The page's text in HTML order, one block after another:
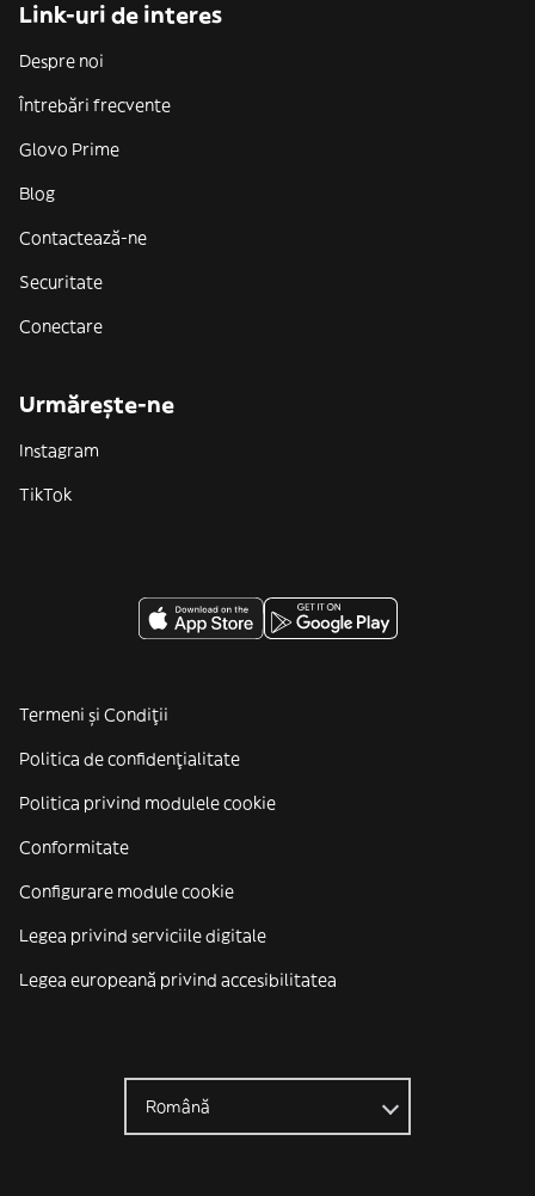
Link-uri de interes
Despre noi
Întrebări frecvente
Glovo Prime
Blog
Contactează-ne
Securitate
Conectare
Urmărește-ne
Instagram
TikTok
Termeni și Condiții
Politica de confidenţialitate
Politica privind modulele cookie
Conformitate
Configurare module cookie
Legea privind serviciile digitale
Legea europeană privind accesibilitatea